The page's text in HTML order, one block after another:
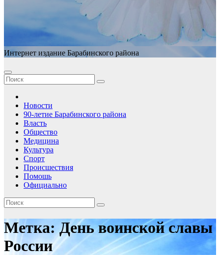
Интернет издание Барабинского района
Новости
90-летие Барабинского района
Власть
Общество
Медицина
Культура
Спорт
Происшествия
Помошь
Официально
Метка:День воинской славы
России